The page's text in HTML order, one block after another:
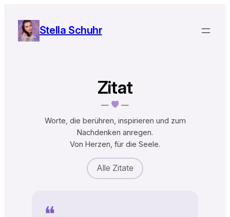
Inhalt
springen
Stella Schuhr
Zitat
—
—
Worte, die berühren, inspirieren und zum
Nachdenken anregen.
Von Herzen, für die Seele.
Alle Zitate